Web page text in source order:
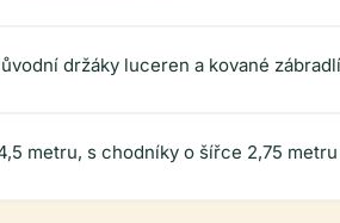
držáky luceren a kované
metru, s chodníky o šířce 2,75